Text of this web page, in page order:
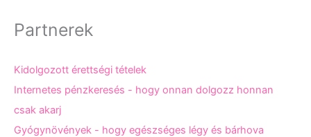
Partnerek
Kidolgozott érettségi tételek
Internetes pénzkeresés - hogy onnan dolgozz honnan
csak akarj
Gyógynövények - hogy egészséges légy és bárhova